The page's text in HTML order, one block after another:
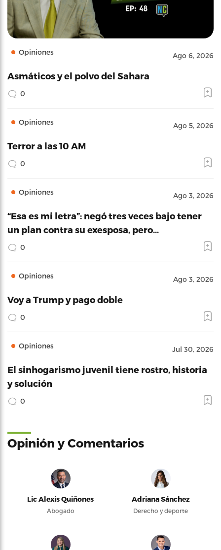
Opiniones Ago 6, 2026
Asmáticos y el polvo del Sahara
0
Opiniones Ago 5, 2026
Terror a las 10 AM
0
Opiniones Ago 3, 2026
“Esa es mi letra”: negó tres veces bajo tener
un plan contra su exesposa, pero…
0
Opiniones Ago 3, 2026
Voy a Trump y pago doble
0
Opiniones Jul 30, 2026
El sinhogarismo juvenil tiene rostro, historia
y solución
0
Opinión y Comentarios
Lic Alexis Quiñones
Abogado
Adriana Sánchez
Derecho y deporte